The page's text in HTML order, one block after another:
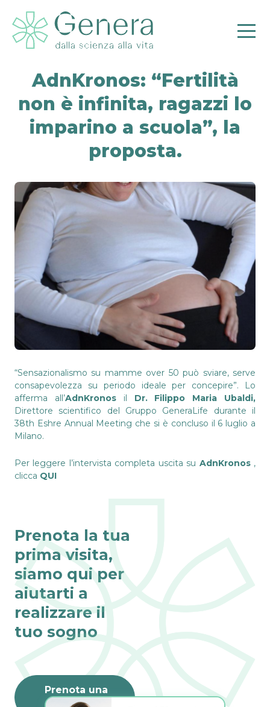
AdnKronos: “Fertilità
non è infinita, ragazzi lo
imparino a scuola”, la
proposta.
“Sensazionalismo su mamme over 50 può sviare, serve
consapevolezza su periodo ideale per concepire”. Lo
afferma all’AdnKronosil Dr. Filippo Maria Ubaldi,
Direttore scientifico del Gruppo GeneraLife durante il
38th Eshre Annual Meeting che si è concluso il 6 luglio a
Milano.
Per leggere l’intervista completa uscita su AdnKronos,
clicca QUI
Prenota la tua
prima visita,
siamo qui per
aiutarti a
realizzare il
tuo sogno
Prenota una
visita